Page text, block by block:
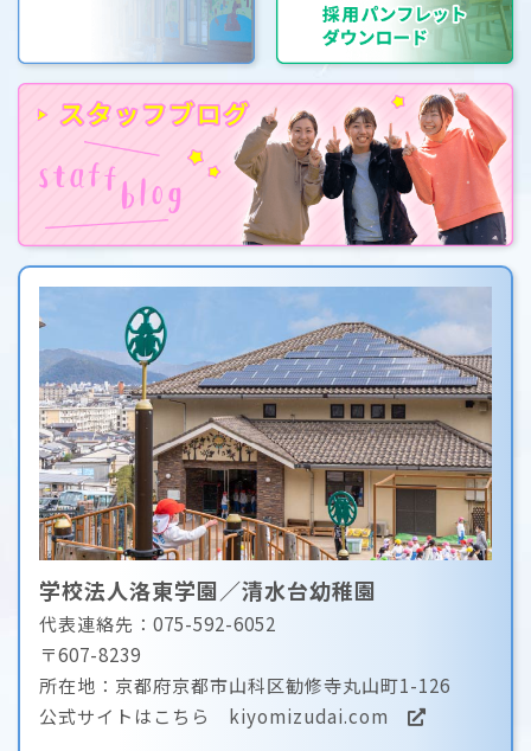
学校法人洛東学園／清水台幼稚園
代表連絡先：075-592-6052
〒607-8239
所在地：京都府京都市山科区勧修寺丸山町1-126
公式サイトはこちら kiyomizudai.com